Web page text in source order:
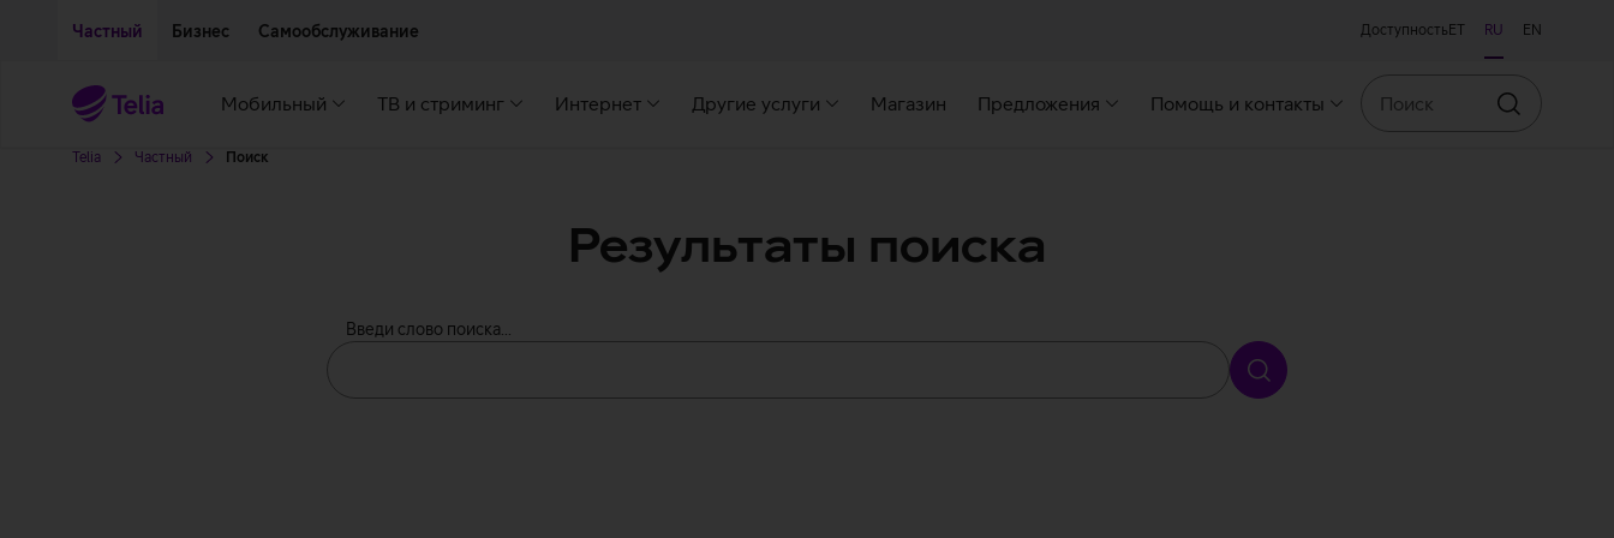
Частный Бизнес Самообслуживание Доступность ET RU EN
Мобильный ТВ и стриминг Интернет Другие услуги Магазин Предложения Помощь и контакты
Искать
Telia Частный Поиск
Результаты поиска
Введи слово поиска...
Искать